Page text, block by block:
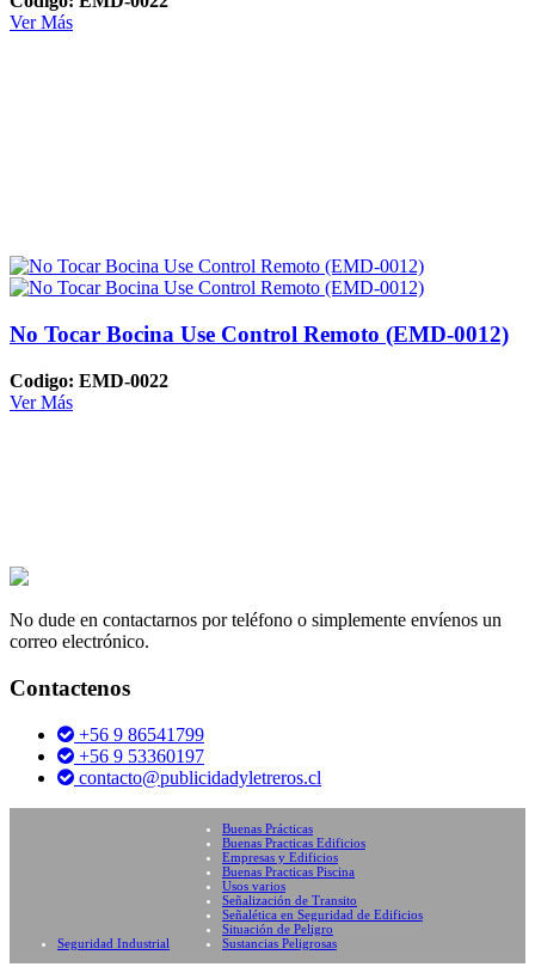
Ver Más
No Tocar Bocina Use Control Remoto (EMD-0012)
Codigo: EMD-0022
Ver Más
No dude en contactarnos por teléfono o simplemente envíenos un
correo electrónico.
Contactenos
+56 9 86541799
+56 9 53360197
contacto@publicidadyletreros.cl
Seguridad Industrial
Buenas Prácticas
Buenas Practicas Edificios
Empresas y Edificios
Buenas Practicas Piscina
Usos varios
Señalización de Transito
Señalética en Seguridad de Edificios
Situación de Peligro
Sustancias Peligrosas